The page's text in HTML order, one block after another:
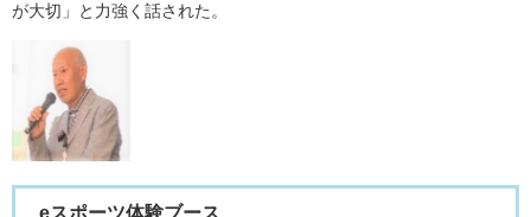
が大切」と力強く話された。
eスポーツ体験ブース